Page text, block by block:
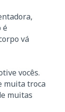
é
vá
vocês.
muita troca
muitas